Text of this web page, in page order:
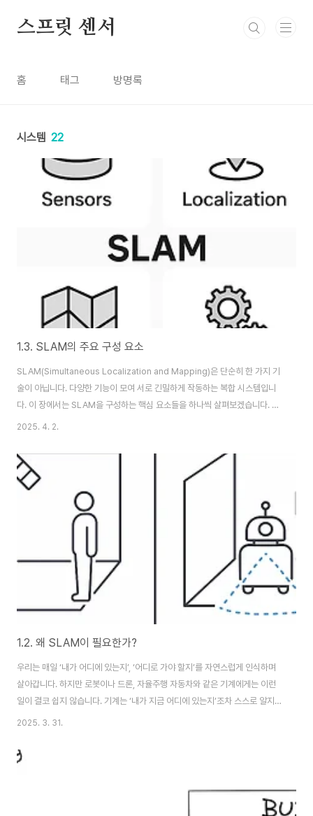
스프릿 센서
홈 태그 방명록
시스템 22
1.3. SLAM의 주요 구성 요소
SLAM(Simultaneous Localization and Mapping)은 단순히 한 가지 기
술이 아닙니다. 다양한 기능이 모여 서로 긴밀하게 작동하는 복합 시스템입니
다. 이 장에서는 SLAM을 구성하는 핵심 요소들을 하나씩 살펴보겠습니다. 이
구성 요소들의 역할을 정확히 이해하는 것은 SLAM 시스템을 구현하거나 분
의 시작점은 센서로부터의 데이터 입력입니다. SLAM 시스템은 주변 환경을
인식하고 해석하기 위해 여러 가지 센서를 사용합니다. 각 센서는 서로 다른 정
보를 제공하며, 이 정보를 융합(Fusion)하여 보다 정확한 위치 추정과 지도 생
성을 가능하게 합니다.주요 센서 종류와 역할:센서 종류 설명카메라..
2025. 4. 2.
1.2. 왜 SLAM이 필요한가?
우리는 매일 ‘내가 어디에 있는지’, ‘어디로 가야 할지’를 자연스럽게 인식하며
살아갑니다. 하지만 로봇이나 드론, 자율주행 자동차와 같은 기계에게는 이런
일이 결코 쉽지 않습니다. 기계는 ‘내가 지금 어디에 있는지’조차 스스로 알지
못합니다. 따라서 스스로 위치를 알아내고, 환경을 이해하며, 경로를 계획하고
있습니다.🔍 GPS가 실내에서는 왜 안 되는가?많은 사람들이 위치를 파악하는
는 매우 유용한 도구이지만, GPS는 건물 내부, 지하, 도시의 고층 건물 사이..
2025. 3. 31.